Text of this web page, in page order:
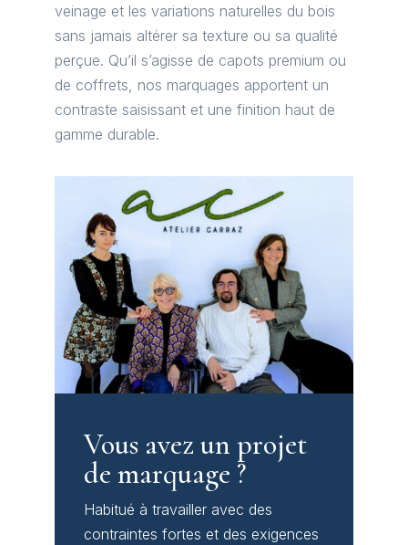
veinage et les variations naturelles du bois
sans jamais altérer sa texture ou sa qualité
perçue. Qu’il s’agisse de capots premium ou
de coffrets, nos marquages apportent un
contraste saisissant et une finition haut de
gamme durable.
Vous avez un projet
de marquage ?
Habitué à travailler avec des
contraintes fortes et des exigences